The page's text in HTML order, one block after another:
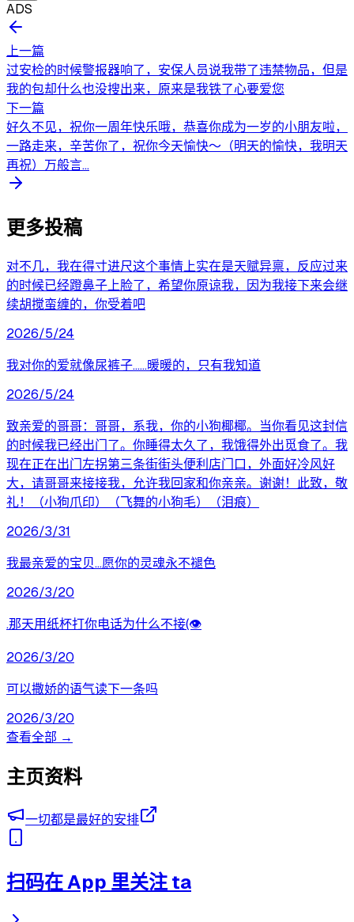
ADS
上一篇
过安检的时候警报器响了，安保人员说我带了违禁物品，但是
我的包却什么也没搜出来，原来是我铁了心要爱您
下一篇
好久不见，祝你一周年快乐哦，恭喜你成为一岁的小朋友啦，
一路走来，辛苦你了，祝你今天愉快～（明天的愉快，我明天
再祝）万般言...
更多投稿
对不几，我在得寸进尺这个事情上实在是天赋异禀，反应过来
的时候已经蹬鼻子上脸了，希望你原谅我，因为我接下来会继
续胡搅蛮缠的，你受着吧
2026/5/24
我对你的爱就像尿裤子……暖暖的，只有我知道
2026/5/24
致亲爱的哥哥：哥哥，系我，你的小狗椰椰。当你看见这封信
的时候我已经出门了。你睡得太久了，我饿得外出觅食了。我
现在正在出门左拐第三条街街头便利店门口，外面好冷风好
大，请哥哥来接接我，允许我回家和你亲亲。谢谢！此致，敬
礼！（小狗爪印）（飞舞的小狗毛）（泪痕）
2026/3/31
我最亲爱的宝贝…愿你的灵魂永不褪色
2026/3/20
.那天用纸杯打你电话为什么不接(👁️
2026/3/20
可以撒娇的语气读下一条吗
2026/3/20
查看全部 →
主页资料
一切都是最好的安排
扫码在 App 里关注 ta